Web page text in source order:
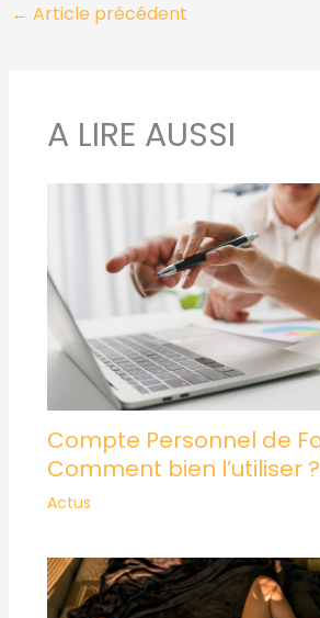
← Article précédent
A LIRE AUSSI
Compte Personnel de
Comment bien l’utiliser ?
Actus